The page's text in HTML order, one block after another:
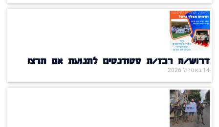
דרוש/ה רכז/ת סטודנטים לתנועת אם תרצו
14 באפריל 2026